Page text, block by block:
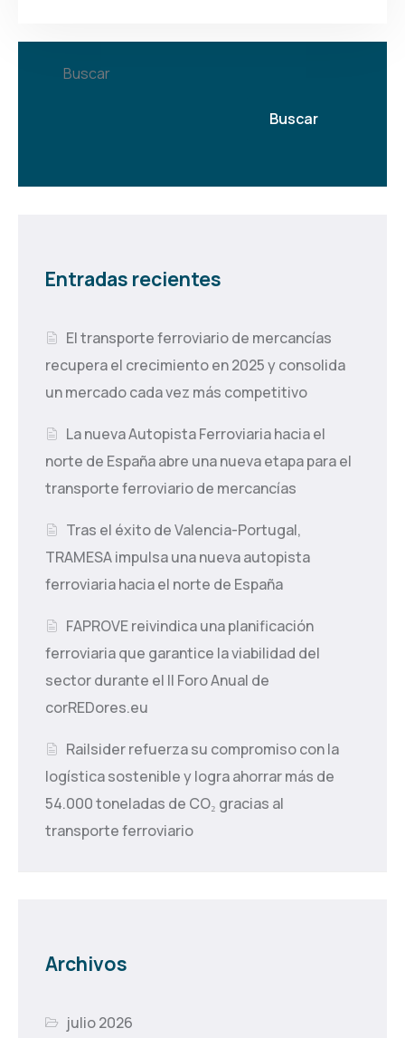
Buscar
Buscar
Entradas recientes
El transporte ferroviario de mercancías
recupera el crecimiento en 2025 y consolida
un mercado cada vez más competitivo
La nueva Autopista Ferroviaria hacia el
norte de España abre una nueva etapa para el
transporte ferroviario de mercancías
Tras el éxito de Valencia-Portugal,
TRAMESA impulsa una nueva autopista
ferroviaria hacia el norte de España
FAPROVE reivindica una planificación
ferroviaria que garantice la viabilidad del
sector durante el II Foro Anual de
corREDores.eu
Railsider refuerza su compromiso con la
logística sostenible y logra ahorrar más de
54.000 toneladas de CO₂ gracias al
transporte ferroviario
Archivos
julio 2026